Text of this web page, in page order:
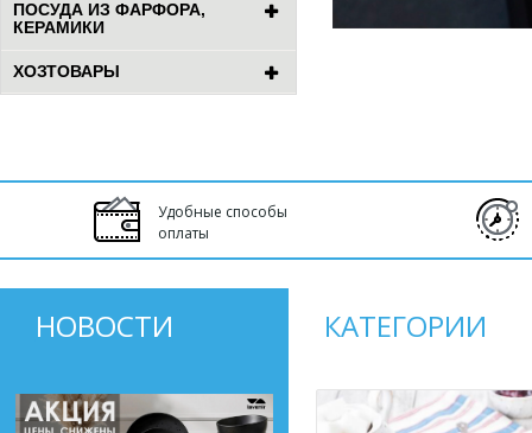
ПОСУДА ИЗ ФАРФОРА,
КЕРАМИКИ
ХОЗТОВАРЫ
Удобные способы
оплаты
НОВОСТИ КАТЕГОРИИ